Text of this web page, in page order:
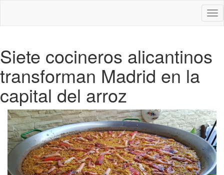
Siete cocineros alicantinos
transforman Madrid en la
capital del arroz